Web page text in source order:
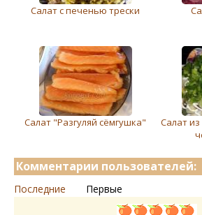
Салат с печенью трески
Салат "Разгуляй сёмгушка"
Салат
Комментарии пользователей:
Последние Первые